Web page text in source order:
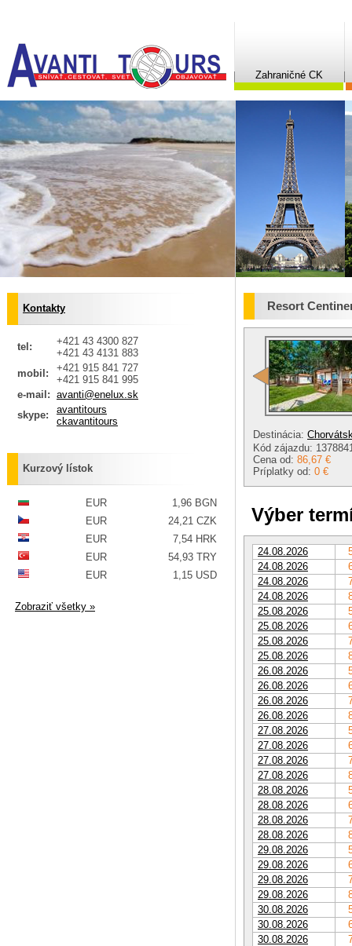
Zahraničné CK
Resort
Destinácia:
Kód zájazdu:
Cena od: 86,67 €
Príplatky od: 0 €
Výber
24.08.2026
24.08.2026
24.08.2026
24.08.2026
25.08.2026
25.08.2026
25.08.2026
25.08.2026
26.08.2026
26.08.2026
26.08.2026
26.08.2026
27.08.2026
27.08.2026
27.08.2026
27.08.2026
28.08.2026
28.08.2026
28.08.2026
28.08.2026
29.08.2026
29.08.2026
29.08.2026
29.08.2026
30.08.2026
30.08.2026
30.08.2026
Kontakty
tel:
+421 43 4300 827
+421 43 4131 883
mobil:
+421 915 841 727
+421 915 841 995
e-mail: avanti@enelux.sk
skype:
avantitours
ckavantitours
Kurzový lístok
EUR
1,96 BGN
EUR
24,21 CZK
EUR
7,54 HRK
EUR
54,93 TRY
EUR
1,15 USD
Zobraziť všetky »